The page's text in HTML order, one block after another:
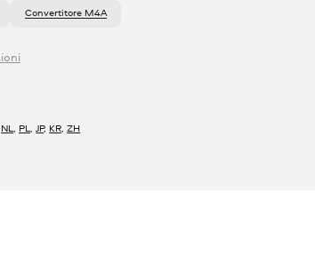
Convertitore M4A
NL, PL,JP, KR,ZH